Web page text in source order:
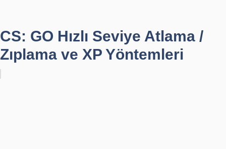
CS: GO Hızlı Seviye Atlama /
Zıplama ve XP Yöntemleri